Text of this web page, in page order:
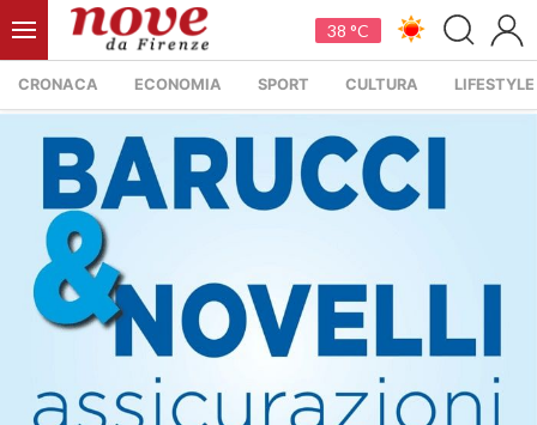
38 °C
CRONACA ECONOMIA SPORT CULTURA LIFESTYLE